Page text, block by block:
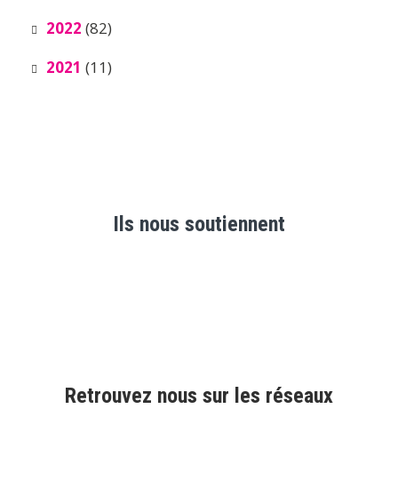
2022 (82)
2021 (11)
Ils nous soutiennent
Retrouvez nous sur les réseaux